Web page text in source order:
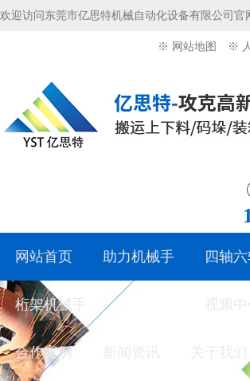
欢迎访问东莞市亿思特机械自动化设备有限公司官
※ 网站地图 ※
网站首页 助力机械手 四轴
桁架机械手
合作案例